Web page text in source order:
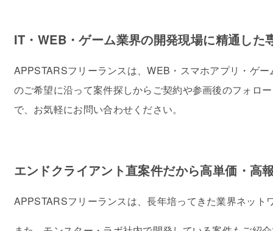
IT・WEB・ゲーム業界の開発現場に精通し
APPSTARSフリーランスは、WEB・スマホアプリ・ゲ
のご希望に沿って案件探しからご契約や参画後のフォロ
で、お気軽にお問い合わせください。
エンドクライアント直案件だから高単価・高
APPSTARSフリーランスは、長年培ってきた業界ネッ